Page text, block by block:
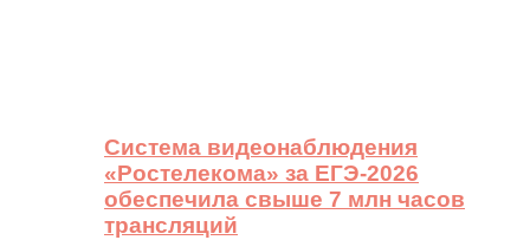
Система видеонаблюдения
«Ростелекома» за ЕГЭ-2026
обеспечила свыше 7 млн часов
трансляций